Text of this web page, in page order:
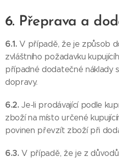
6. Přeprava a
6.1.V případě, že je způsob
zvláštního požadavku
případné dodatečné náklady
dopravy.
6.2.Je-li prodávající podle
zboží na místo určené
povinen převzít zboží při
6.3.V případě, že je z